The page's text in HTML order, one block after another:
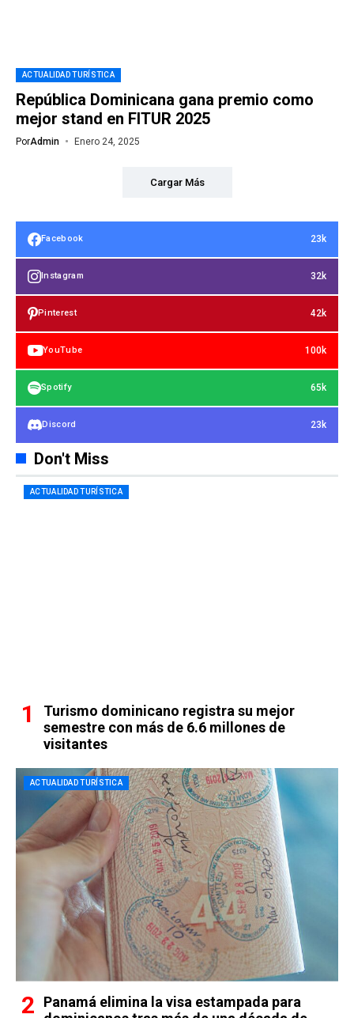
ACTUALIDAD TURÍSTICA
República Dominicana gana premio como
mejor stand en FITUR 2025
PorAdmin Enero 24, 2025
Cargar Más
Facebook 23k
Instagram 32k
Pinterest 42k
YouTube 100k
Spotify 65k
Discord 23k
Don't Miss
ACTUALIDAD TURÍSTICA
Turismo dominicano registra su mejor
semestre con más de 6.6 millones de
visitantes
ACTUALIDAD TURÍSTICA
Panamá elimina la visa estampada para